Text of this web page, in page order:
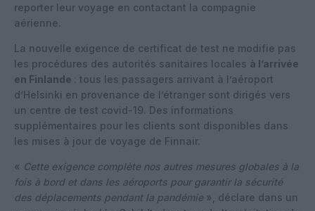
reporter leur voyage en contactant la compagnie
aérienne.
La nouvelle exigence de certificat de test ne modifie pas
les procédures des autorités sanitaires locales à l’arrivée
en Finlande : tous les passagers arrivant à l’aéroport
d’Helsinki en provenance de l’étranger sont dirigés vers
un centre de test covid-19. Des informations
supplémentaires pour les clients sont disponibles dans
les mises à jour de voyage de Finnair.
« Cette exigence complète nos autres mesures globales à la
fois à bord et dans les aéroports pour garantir la sécurité
des déplacements pendant la pandémie », déclare dans un